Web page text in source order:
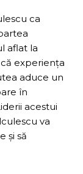
ca
aflat la
experiența
aduce un
în
acestui
va
și să